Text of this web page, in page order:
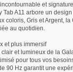
et
Tab A11 arbore un
coloris, Gris et Argent, la
au quotidien.
et plus immersif
et lumineux de la
pour tous vos
90 Hz garantit une